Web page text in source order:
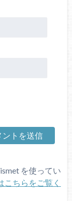
を使ってい
ちらをご覧く